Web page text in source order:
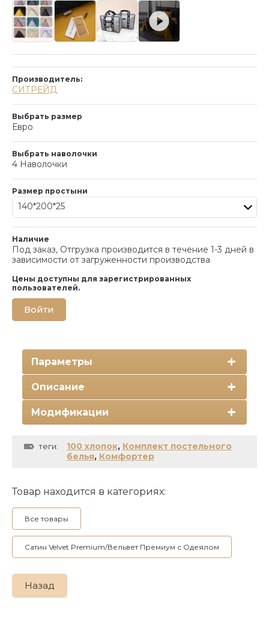
Производитель:
СИТРЕЙД
Выбрать размер
Евро
Выбрать наволочки
4 Наволочки
Размер простыни
140*200*25
Наличие
Под заказ, Отгрузка производится в течение 1-3 дней в
зависимости от загруженности производства
Цены доступны для зарегистрированных
пользователей.
Войти
Параметры
Описание
Модификации
теги: 100 хлопок, Комплект постельного
белья, Комфортер
Товар находится в категориях:
Все товары
Сатин Velvet Premium/Вельвет Премиум с Одеялом
Назад